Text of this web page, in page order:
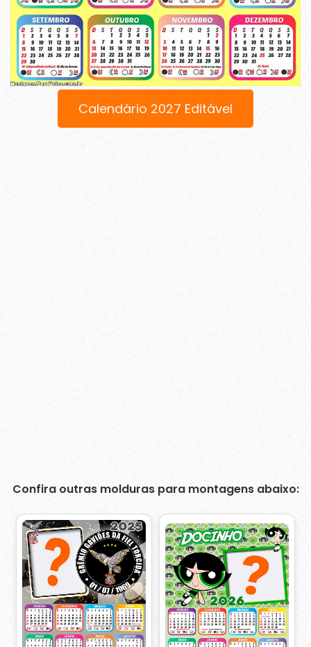
Calendário 2027 Editável
Confira outras molduras para montagens abaixo: